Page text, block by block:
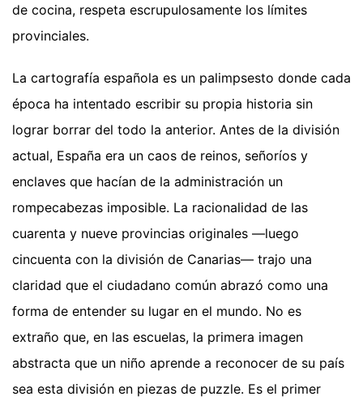
de cocina, respeta escrupulosamente los límites
provinciales.
La cartografía española es un palimpsesto donde cada
época ha intentado escribir su propia historia sin
lograr borrar del todo la anterior. Antes de la división
actual, España era un caos de reinos, señoríos y
enclaves que hacían de la administración un
rompecabezas imposible. La racionalidad de las
cuarenta y nueve provincias originales —luego
cincuenta con la división de Canarias— trajo una
claridad que el ciudadano común abrazó como una
forma de entender su lugar en el mundo. No es
extraño que, en las escuelas, la primera imagen
abstracta que un niño aprende a reconocer de su país
sea esta división en piezas de puzzle. Es el primer